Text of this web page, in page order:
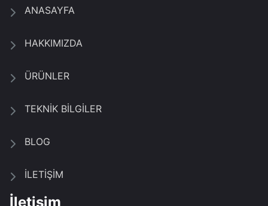
ANASAYFA
HAKKIMIZDA
ÜRÜNLER
TEKNİK BİLGİLER
BLOG
İLETİŞİM
İletişim